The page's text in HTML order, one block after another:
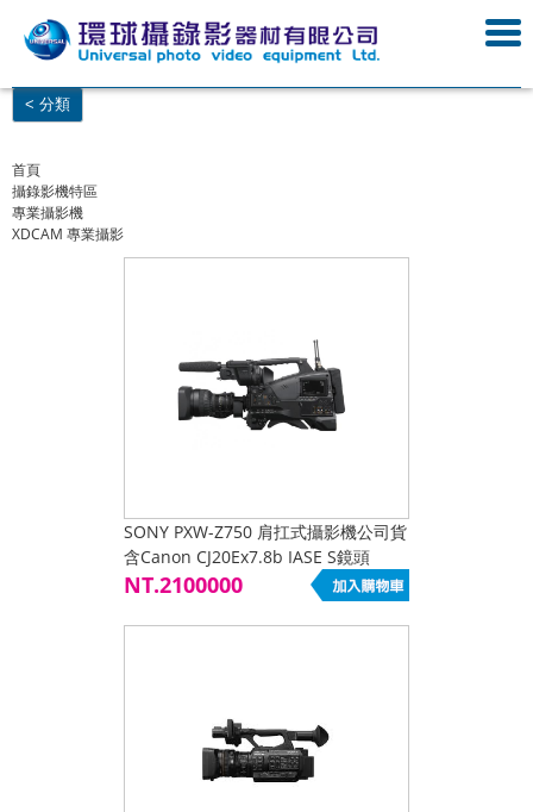
< 分類
首頁
攝錄影機特區
專業攝影機
XDCAM 專業攝影
SONY PXW-Z750 肩扛式攝影機公司貨
含Canon CJ20Ex7.8b IASE S鏡頭
NT.2100000